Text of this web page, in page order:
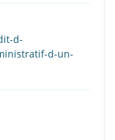
d-
d-un-